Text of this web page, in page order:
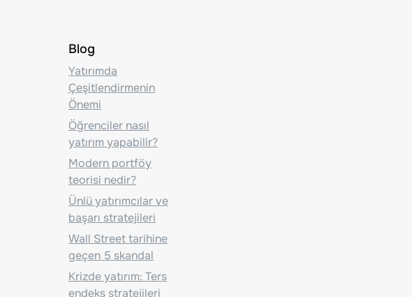
Blog
Yatırımda
Çeşitlendirmenin
Önemi
Öğrenciler nasıl
yatırım yapabilir?
Modern portföy
teorisi nedir?
Ünlü yatırımcılar ve
başarı stratejileri
Wall Street tarihine
geçen 5 skandal
Krizde yatırım: Ters
endeks stratejileri